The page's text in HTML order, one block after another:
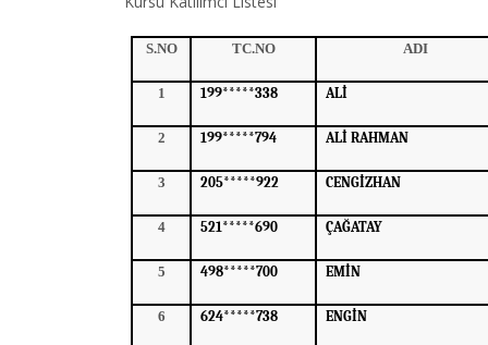
S.NO TC.NO ADI
1 199*****338 ALİ
2 199*****794 ALİ RAHMAN
3 205*****922 CENGİZHAN
4 521*****690 ÇAĞATAY
5 498*****700 EMİN
6 624*****738 ENGİN